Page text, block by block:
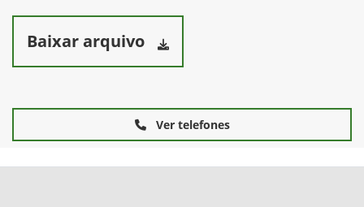
Baixar arquivo
Ver telefones